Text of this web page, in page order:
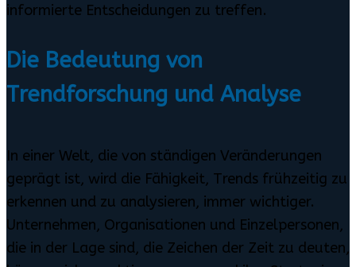
informierte Entscheidungen zu treffen.
Die Bedeutung von
Trendforschung und Analyse
In einer Welt, die von ständigen Veränderungen
geprägt ist, wird die Fähigkeit, Trends frühzeitig zu
erkennen und zu analysieren, immer wichtiger.
Unternehmen, Organisationen und Einzelpersonen,
die in der Lage sind, die Zeichen der Zeit zu deuten,